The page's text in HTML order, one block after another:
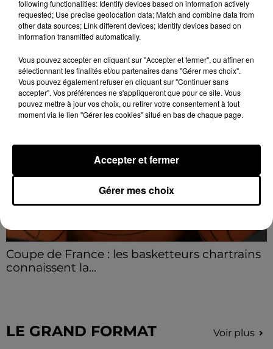
Pronos de Nono
TIERCÉ - QUARTÉ - QUINTÉ PLUS - Les Pronos de
Nono
A LA UNE Voir plus
Coupe de France : les basketteurs chartrains
connaissent la...
LE GRAND FORMAT Voir plus
following functionalities: Identify devices based on information actively
requested; Use precise geolocation data; Match and combine data from
other data sources; Link different devices; Identify devices based on
information transmitted automatically.
Vous pouvez accepter en cliquant sur "Accepter et fermer", ou affiner en
sélectionnant les finalités et/ou partenaires dans "Gérer mes choix".
Vous pouvez également refuser en cliquant sur "Continuer sans
accepter". Vos préférences ne s'appliqueront que pour ce site. Vous
pouvez mettre à jour vos choix, ou retirer votre consentement à tout
moment via le lien "Gérer les cookies" situé en bas de chaque page.
Gérer mes choix
Accepter et fermer